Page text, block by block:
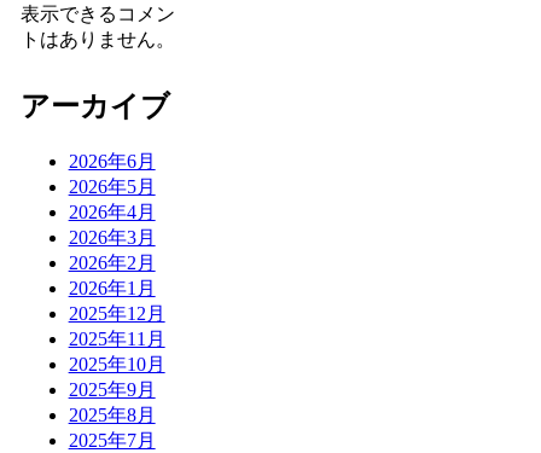
表示できるコメン
トはありません。
アーカイブ
2026年6月
2026年5月
2026年4月
2026年3月
2026年2月
2026年1月
2025年12月
2025年11月
2025年10月
2025年9月
2025年8月
2025年7月